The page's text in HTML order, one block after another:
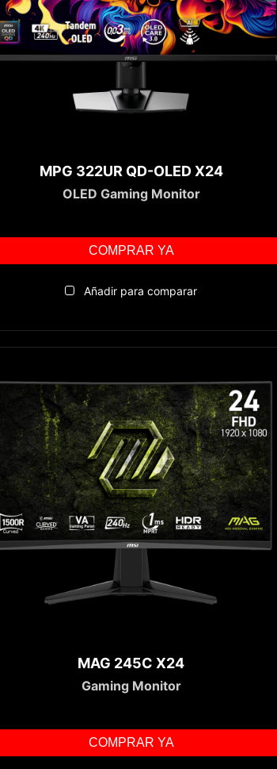
MPG 322UR QD-OLED X24
OLED Gaming Monitor
COMPRAR YA
Añadir para comparar
MAG 245C X24
Gaming Monitor
COMPRAR YA